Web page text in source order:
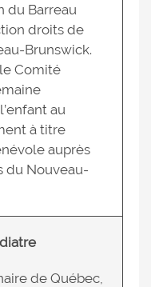
du Barreau
droits de
Brunswick.
Comité
au
à titre
auprès
du Nouveau-
de Québec,